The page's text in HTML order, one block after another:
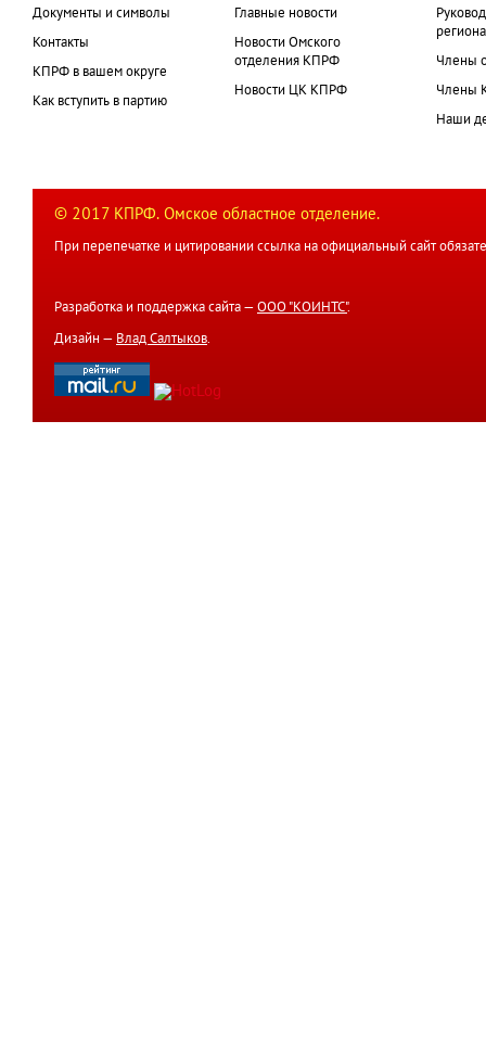
Документы и символы
Контакты
КПРФ в вашем округе
Как вступить в партию
Главные новости
Новости Омского
отделения КПРФ
Новости ЦК КПРФ
Члены
Члены
Наши
© 2017 КПРФ. Омское областное отделение.
При перепечатке и цитировании ссылка на официальный сайт
Разработка и поддержка сайта — ООО "КОИНТС".
Дизайн — Влад Салтыков.